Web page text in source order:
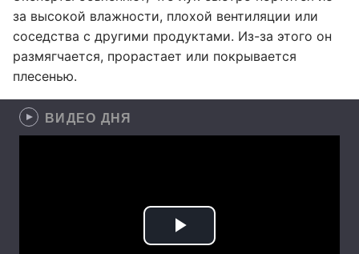
за высокой влажности, плохой вентиляции или
соседства с другими продуктами. Из-за этого он
размягчается, прорастает или покрывается
плесенью.
ВИДЕО ДНЯ